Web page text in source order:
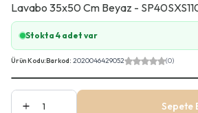
Lavabo 35x50 Cm Beyaz -
Stokta 4 adet var
Ürün Kodu:Barkod: 2020046429052 (0)
Sepete